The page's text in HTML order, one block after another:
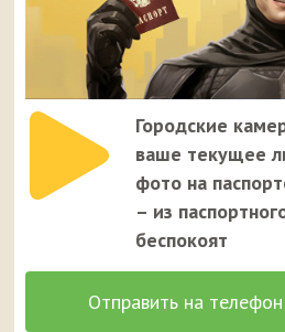
Городские
ваше текущее
фото на
– из
беспокоят